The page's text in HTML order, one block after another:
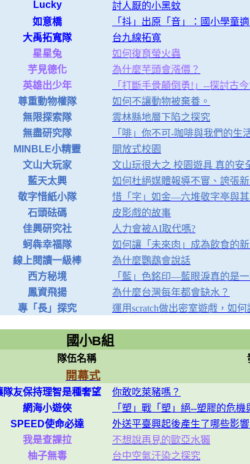
Lucky
討人厭的小黑蚊
如意橋
「抖」出原「音」：國小學童
大禹拓寬隊
台九線拓寬
星星兔
如何復育螢火蟲
芋見德化
為什麼芋頭會漲價？
英雄出少年
「打斷手骨顛倒勇!」--探討古
尊重動物權隊
如何不讓動物被棄養。
無限探索隊
雲林縣地層下陷之探究
無盡研究隊
「啡」你不可-咖啡與我們的生
MINBLE小精靈
開放式校園
文山大玩家
文山玩很大之 校園遊具 真的安
藍天太興
如何杜絕媒體報導不實、誇張新
敬字惜紙小隊
惜「字」如金—六堆敬字亭與其
石頭砝碼
皮影戲的故事
佳興研究社
人力會被AI取代嗎?
蚵犇幸福隊
如何讓「未來肉」成為飲食的新
線上閱讀一級棒
為什麼鸚鵡會說話
西方秘境
「藍」色銘印—藍眼淚真的是一
鳳資飛揚
為什麼台灣每年都會缺水？
專「長」探究 運用scratch做出密室遊戲，如
B
隊伍名稱
開幕式
隊友保持理智是種奢望
你敢吃萊豬嗎？
網海小遊俠
「塑」戰「塑」絕--塑膠的危機
SPEED使命必達
外送平臺興起後產生了哪些影響
我是查課拉
不想說再見的歐亞水獺
柚子無毒
台中空氣汙染之探究